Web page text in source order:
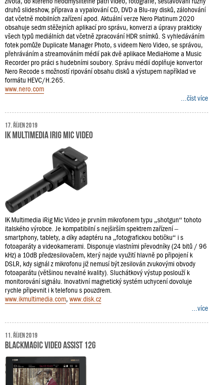
druhů slideshow, příprava a vypalování CD, DVD a Blu-ray disků, zálohování
dat včetně mobilních zařízení apod. Aktuální verze Nero Platinum 2020
obsahuje sedm stěžejních aplikací pro správu, konverzi a úpravy prakticky
všech typů mediálních dat včetně zpracování HDR snímků. S vyhledáváním
fotek pomůže Duplicate Manager Photo, s videem Nero Video, se správou,
přehráváním a streamováním médií pak dvě aplikace MediaHome a Music
Recorder pro práci s hudebními soubory. Správu médií doplňuje konvertor
Nero Recode s možností ripování obsahu disků a výstupem například ve
formátu HEVC/H.265.
www.nero.com
...číst více
17. říjen 2019
IK Multimedia iRig Mic Video
IK Multimedia iRig Mic Video je prvním mikrofonem typu „shotgun“ tohoto
italského výrobce. Je kompatibilní s nejširším spektrem zařízení –
smartphony, tablety, a díky adaptéru na „fotografickou botičku“ i s
fotoaparáty a videokamerami. Disponuje vlastními převodníky (24 bitů / 96
kHz) a 10dB předzesilovačem, který najde využití hlavně po připojení k
DSLR, kdy signál z mikrofonu již nemusí být zesilován zvukovými obvody
fotoaparátu (většinou nevalné kvality). Sluchátkový výstup poslouží k
monitorování signálu. Inovativní magnetický systém uchycení dovoluje
rychle připevnit i k telefonu s pouzdrem.
www.ikmultimedia.com, www.disk.cz
...více
11. říjen 2019
Blackmagic Video Assist 12G